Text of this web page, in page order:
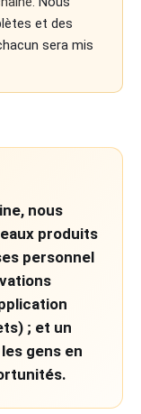
et des
sera mis
nous
produits
personnel
; et un
gens en